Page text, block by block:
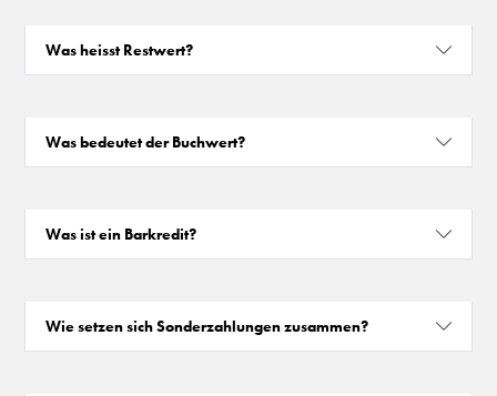
Was heisst Restwert?
Was bedeutet der Buchwert?
Was ist ein Barkredit?
Wie setzen sich Sonderzahlungen zusammen?